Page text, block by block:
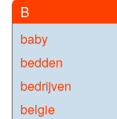
B
baby
bedden
bedrijven
belgie